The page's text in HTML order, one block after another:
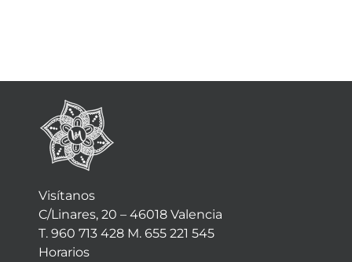
Visítanos
C/Linares, 20 – 46018 Valencia
T. 960 713 428 M. 655 221 545
Horarios